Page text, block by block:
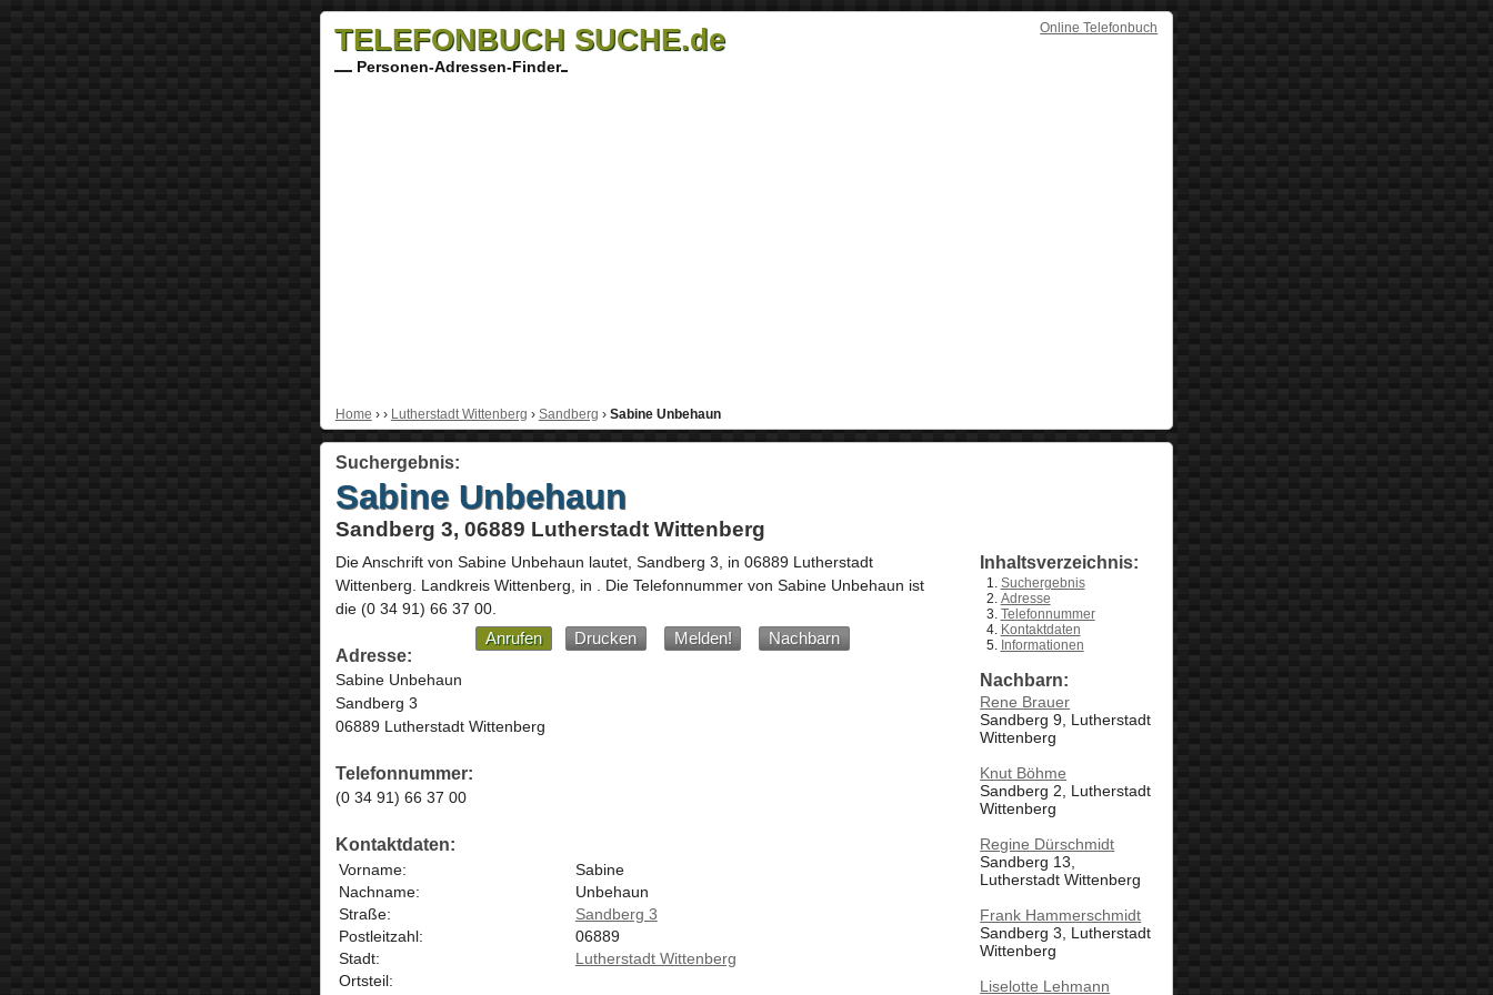
Online Telefonbuch
TELEFONBUCH SUCHE.de
Personen-Adressen-Finder
Home › › Lutherstadt Wittenberg › Sandberg › Sabine Unbehaun
Suchergebnis:
Sabine Unbehaun
Sandberg 3, 06889 Lutherstadt Wittenberg
Die Anschrift von Sabine Unbehaun lautet, Sandberg 3 , in 06889 Lutherstadt
Wittenberg . Landkreis Wittenberg, in
Die Telefonnummer von Sabine Unbehaun ist
die (0 34 91) 66 37 00.
Anrufen Drucken Melden!
Nachbarn
Adresse:
Sabine Unbehaun
Sandberg 3
06889 Lutherstadt Wittenberg
Telefonnummer:
(0 34 91) 66 37 00
Kontaktdaten:
Vorname:
Sabine
Nachname:
Unbehaun
Straße:
Sandberg 3
Postleitzahl:
06889
Stadt:
Lutherstadt Wittenberg
Ortsteil:
Inhaltsverzeichnis:
Suchergebnis
Adresse
Telefonnummer
Kontaktdaten
Informationen
Nachbarn:
Rene Brauer
Sandberg 9, Lutherstadt
Wittenberg
Knut Böhme
Sandberg 2, Lutherstadt
Wittenberg
Regine Dürschmidt
Sandberg 13,
Lutherstadt Wittenberg
Frank Hammerschmidt
Sandberg 3, Lutherstadt
Wittenberg
Liselotte Lehmann